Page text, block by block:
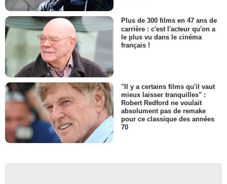
Plus de 300 films en 47 ans de
carrière : c'est l'acteur qu'on a
le plus vu dans le cinéma
français !
"Il y a certains films qu'il vaut
mieux laisser tranquilles" :
Robert Redford ne voulait
absolument pas de remake
pour ce classique des années
70